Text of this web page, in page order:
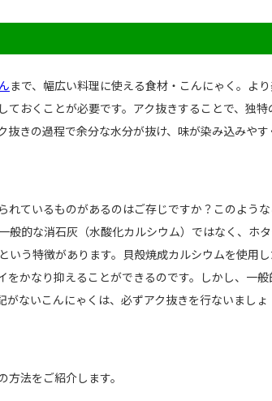
まで、幅広い料理に使える食材・こんにゃく。よ
しておくことが必要です。アク抜きすることで、独特
きの過程で余分な水分が抜け、味が染み込みやす
れているものがあるのはご存じですか？このような
般的な消石灰（水酸化カルシウム）ではなく、ホ
いう特徴があります。貝殻焼成カルシウムを使用
をかなり抑えることができるのです。しかし、一般
ないこんにゃくは、必ずアク抜きを行ないましょ
法をご紹介します。